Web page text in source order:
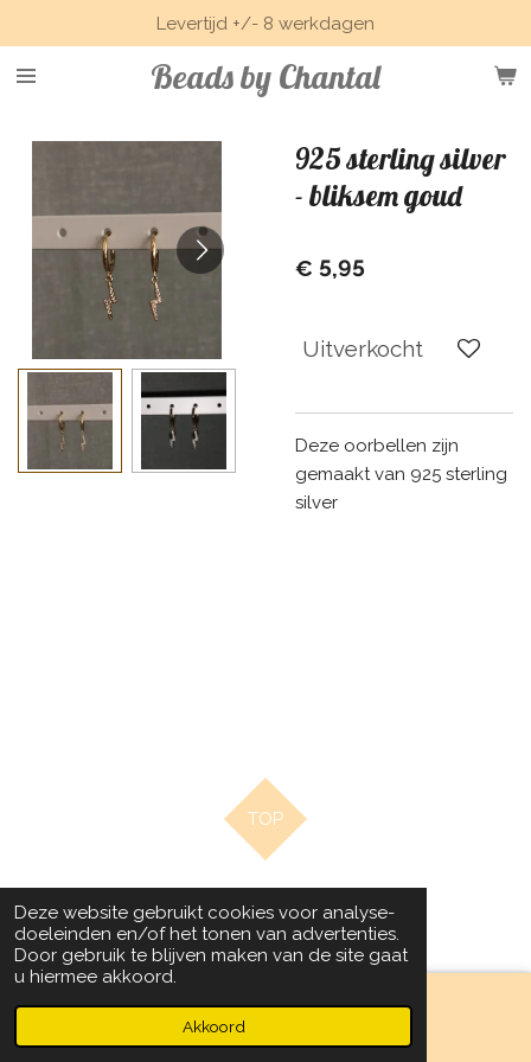
Deze website gebruikt cookies voor analyse-
doeleinden en/of het tonen van advertenties.
Door gebruik te blijven maken van de site gaat
u hiermee akkoord.
Akkoord
direct
naar
hoofdinhoud
Beads by Chantal
Levertijd +/- 8 werkdagen
925 sterling silver
- bliksem goud
€ 5,95
Uitverkocht
Deze oorbellen zijn
gemaakt van 925 sterling
silver
TOP
© 2020 - 2022 Beads by Chantal
Powered by JouwWeb
Facebook